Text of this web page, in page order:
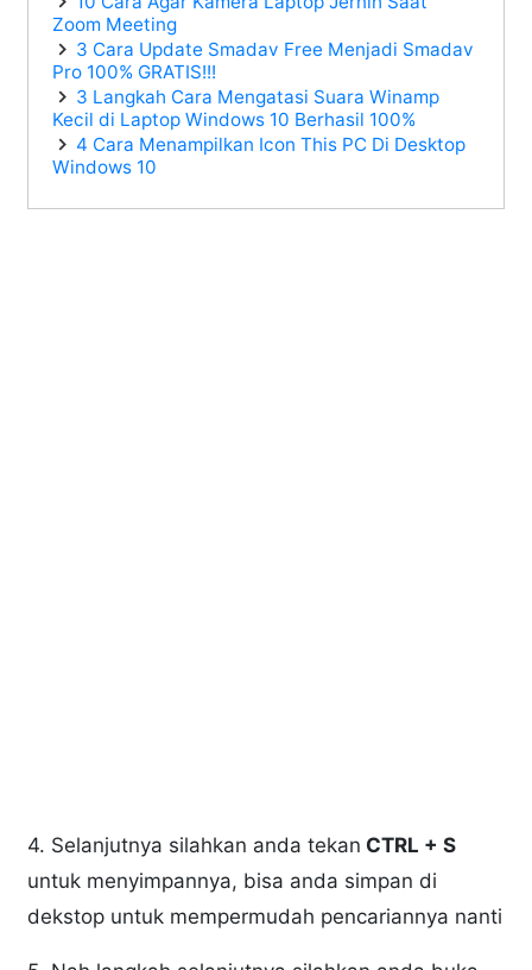
Zoom Meeting
3 Cara Update Smadav Free Menjadi Smadav
Pro 100% GRATIS!!!
3 Langkah Cara Mengatasi Suara Winamp
Kecil di Laptop Windows 10 Berhasil 100%
4 Cara Menampilkan Icon This PC Di Desktop
Windows 10
4. Selanjutnya silahkan anda tekan CTRL + S
untuk menyimpannya, bisa anda simpan di
dekstop untuk mempermudah pencariannya nanti